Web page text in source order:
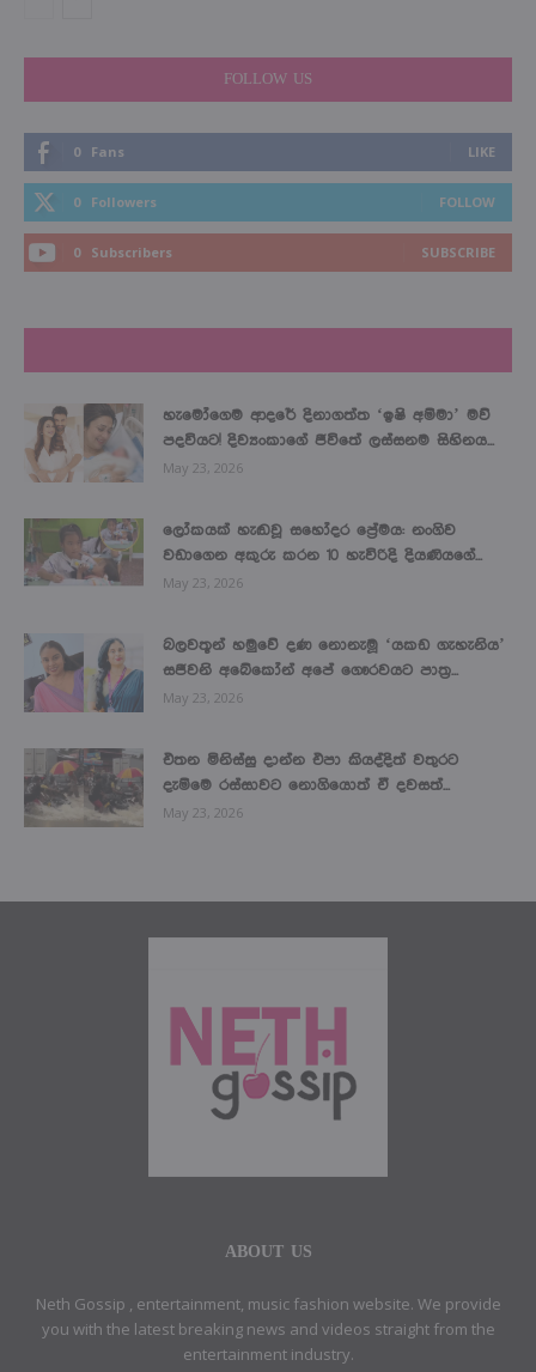
FOLLOW US
0 Fans LIKE
0 Followers FOLLOW
0 Subscribers SUBSCRIBE
හැමෝගෙම ආදරේ දිනාගත්ත ‘ඉෂි අම්මා’ මව්
පදවියට! දිව්‍යංකාගේ ජීවිතේ ලස්සනම සිහිනය...
May 23, 2026
ලෝකයක් හැඬවූ සහෝදර ප්‍රේමය: නංගිව
වඩාගෙන අකුරු කරන 10 හැවිරිදි දියණියගේ...
May 23, 2026
බලවතූන් හමුවේ දණ නොනැමූ ‘යකඩ ගැහැනිය’
සජීවනි අබේකෝන් අපේ ගෞරවයට පාත්‍ර...
May 23, 2026
එතන මිනිස්සු දාන්න එපා කියද්දිත් වතුරට
දැම්මෙ රස්සාවට නොගියොත් ඒ දවසත්...
May 23, 2026
ABOUT US
Neth Gossip , entertainment, music fashion website. We provide
you with the latest breaking news and videos straight from the
entertainment industry.